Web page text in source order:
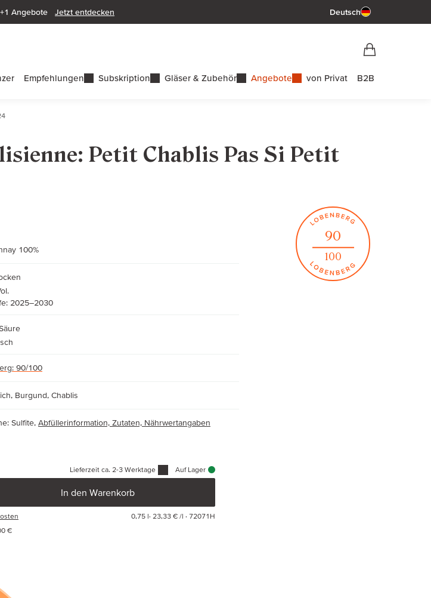
Angebote Jetzt entdecken Deutsch
Empfehlungen Subskription Gläser & Zubehör Angebote von Privat B2B
Petit Chablis Pas Si Petit
90
100
100%
2025–2030
90/100
Burgund, Chablis
Sulfite, Abfüllerinformation, Zutaten, Nährwertangaben
Lieferzeit ca. 2-3 Werktage Auf Lager
In den Warenkorb
0,75 l· 23,33 € /l · 72071H
€